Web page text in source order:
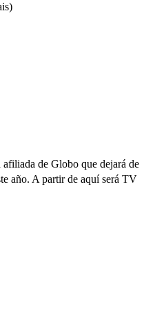
de Globo que dejará de
año. A partir de aquí será TV